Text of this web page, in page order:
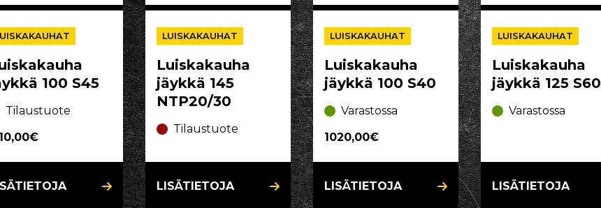
100 S45
Tilaustuote
Luiskakauha
jäykkä 145
NTP20/30
LUISKAKAUHAT
Tilaustuote
LISÄTIETOJA
Luiskakauha
jäykkä 100 S40
LUISKAKAUHAT
Varastossa
1020,00€
LISÄTIETOJA
Luiskakauha
jäykkä 125 S60
LUISKAKAUHAT
Varastossa
LISÄTIETOJA